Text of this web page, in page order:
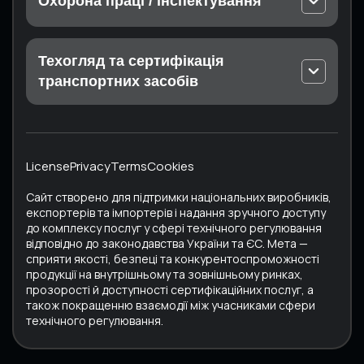
харчових продуктів
EN ISO 22716 Косметика. Належна виробнича
практика (GMP)
ISO 37001 Системи управління щодо протидії
ISO 50001 Системи енергетичного менеджменту
Калібрування на місці експлуатації
Вимірювання в лабораторії
Атестація вимірювальної лабораторії (на
підприємстві Замовника)
підвищеної небезпеки
Експертиза для Дозволу на експлуатацію
обладнання підвищеної небезпеки
Аудит стану охорони праці
Техогляд та експертне обстеження машин,
Техогляд та сертифікація
транспортних засобів
Сертифікат ЄКМТ
Випробування технічного стану
переобладнаних автотранспортних засобів
Випробування та сертифікація вживаних
транспортних засобів
Обслуговування та калібрування тахографів
Перевірка автомобільних цистерн
Випробування та сертифікація автобусів
LicensePrivacyTermsCookies
Сайт створено для підтримки національних виробників,
експортерів та імпортерів і надання зручного доступу
до комплексу послуг у сфері технічного регулювання
відповідно до законодавства України та ЄС. Мета —
сприяти якості, безпеці та конкурентоспроможності
продукції на внутрішньому та зовнішньому ринках,
прозорості й доступності сертифікаційних послуг, а
також покращенню взаємодії між учасниками сфери
технічного регулювання.